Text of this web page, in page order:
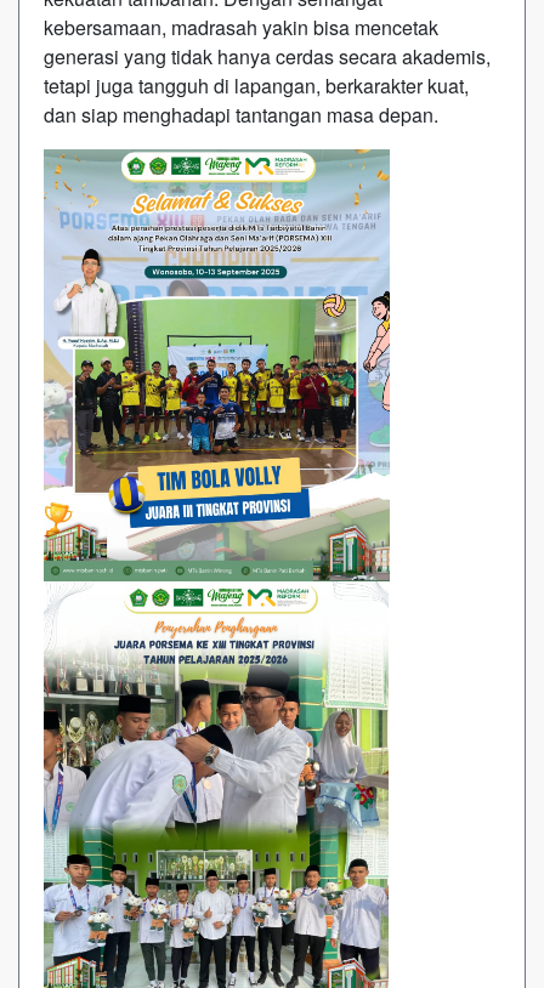
kebersamaan, madrasah yakin bisa mencetak
generasi yang tidak hanya cerdas secara akademis,
tetapi juga tangguh di lapangan, berkarakter kuat,
dan siap menghadapi tantangan masa depan.